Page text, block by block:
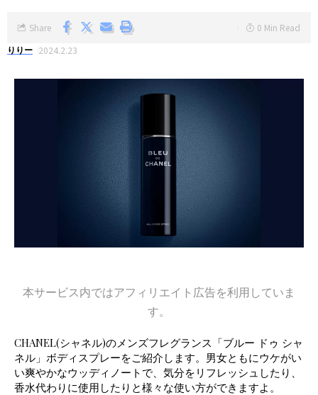
りりー 2024.2.23
Share 0 Min Read
本サービス内ではアフィリエイト広告を利用していま
す。
CHANEL(シャネル)のメンズフレグランス「ブルー ドゥ シャ
ネル」ボディスプレーをご紹介します。男女ともにウケがい
い爽やかなウッディノートで、気分をリフレッシュしたり、
香水代わりに使用したりと様々な使い方ができますよ。